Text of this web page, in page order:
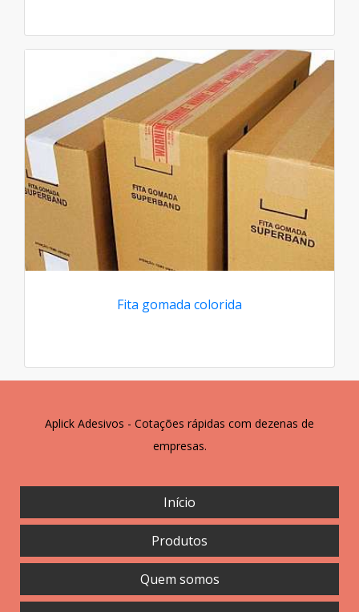
Fita gomada colorida
Aplick Adesivos - Cotações rápidas com dezenas de
empresas.
Início
Produtos
Quem somos